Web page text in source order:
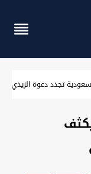
الاتفاق على استئناف